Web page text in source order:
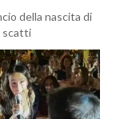
della nascita di
scatti